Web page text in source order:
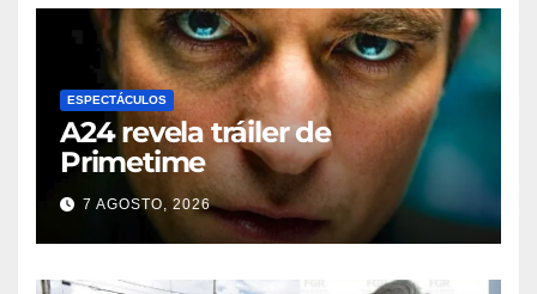
ESPECTÁCULOS
A24 revela tráiler de
Primetime
7 AGOSTO, 2026